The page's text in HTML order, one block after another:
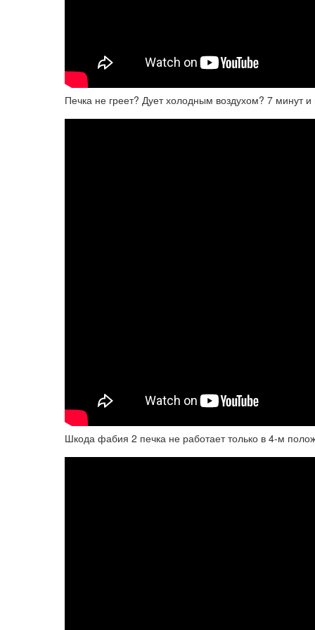
Печка не греет? Дует холодным воздухом? 7 минут
Шкода фабия 2 печка не работает только в 4-м